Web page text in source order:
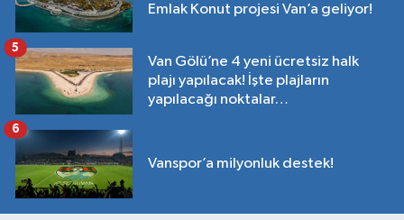
Emlak Konut projesi Van’a geliyor!
Van Gölü’ne 4 yeni ücretsiz halk
plajı yapılacak! İşte plajların
yapılacağı noktalar…
5
Vanspor’a milyonluk destek!
6